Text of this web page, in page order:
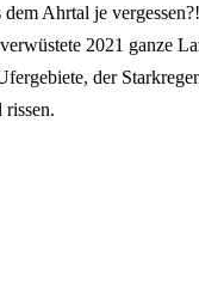
Ahrtal je
2021 ganze
der
rissen.